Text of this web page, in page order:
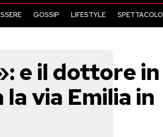
GOSSIP LIFESTYLE SPETTACOLO
e il dottore in
via Emilia in